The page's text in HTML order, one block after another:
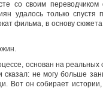
со своим переводчиком
удалось только спустя
фильма, в основу сюжета
основан на реальных
не могу больше
Вот он собирает